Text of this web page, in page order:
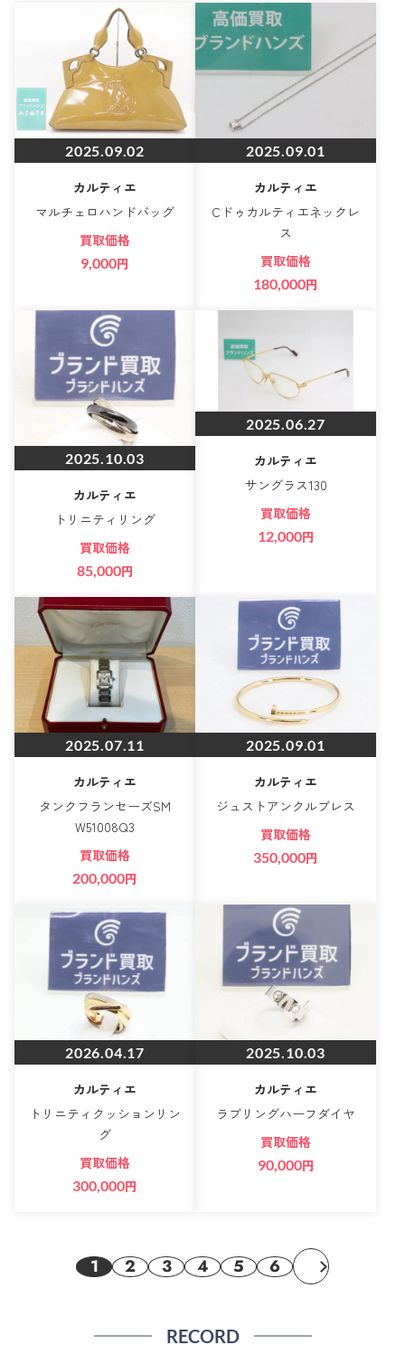
2025.09.02
カルティエ
マルチェロハンドバッグ
買取価格
9,000円
2025.09.01
カルティエ
Cドゥカルティエネックレ
ス
買取価格
180,000円
2025.10.03
カルティエ
トリニティリング
買取価格
85,000円
2025.06.27
カルティエ
サングラス130
買取価格
12,000円
2025.07.11
カルティエ
タンクフランセーズSM
W51008Q3
買取価格
200,000円
2025.09.01
カルティエ
ジュストアンクルブレス
買取価格
350,000円
2026.04.17
カルティエ
トリニティクッションリン
グ
買取価格
300,000円
2025.10.03
カルティエ
ラブリングハーフダイヤ
買取価格
90,000円
1 2 3 4 5 6
RECORD